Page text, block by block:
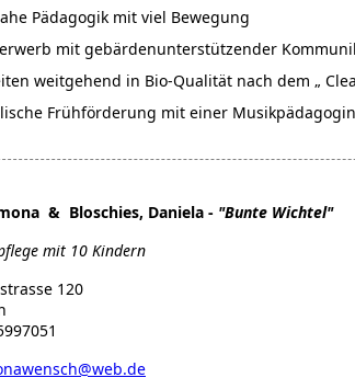
Pädagogik mit viel Bewegung
mit gebärdenunterstützender
weitgehend in Bio-Qualität nach dem „
Frühförderung mit einer Musikpädagogin
& Bloschies, Daniela - "Bunte Wichtel"
mit 10 Kindern
120